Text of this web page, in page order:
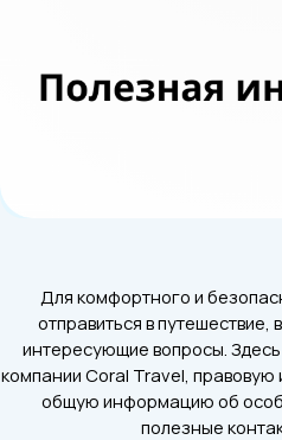
Для комфортного и
отправиться в путешествие,
интересующие вопросы.
компании Coral Travel,
общую информацию об
полезные